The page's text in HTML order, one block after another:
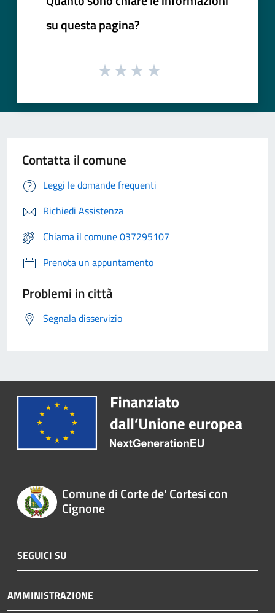
su questa pagina?
Contatta il comune
Leggi le domande frequenti
Richiedi Assistenza
Chiama il comune 037295107
Prenota un appuntamento
Problemi in città
Segnala disservizio
Comune di Corte de' Cortesi con
Cignone
SEGUICI SU
AMMINISTRAZIONE